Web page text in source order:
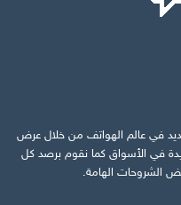
في عالم الهواتف من خلال عرض
في الأسواق كما نقوم برصد كل
الشروحات الهامة.